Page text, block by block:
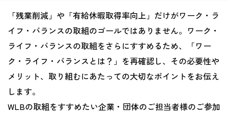
「残業削減」や「有給休暇取得率向上」だけがワーク・ラ
イフ・バランスの取組のゴールではありません。ワーク・
ライフ・バランスの取組をさらにすすめるため、「ワー
ク・ライフ・バランスとは？」を再確認し、その必要性や
メリット、取り組むにあたっての大切なポイントをお伝え
します。
WLBの取組をすすめたい企業・団体のご担当者様のご参加